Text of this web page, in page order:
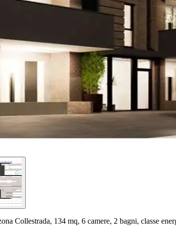
Collestrada, 134 mq, 6 camere, 2 bagni, classe